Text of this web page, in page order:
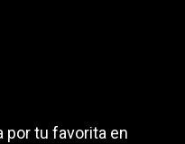
por tu favorita en